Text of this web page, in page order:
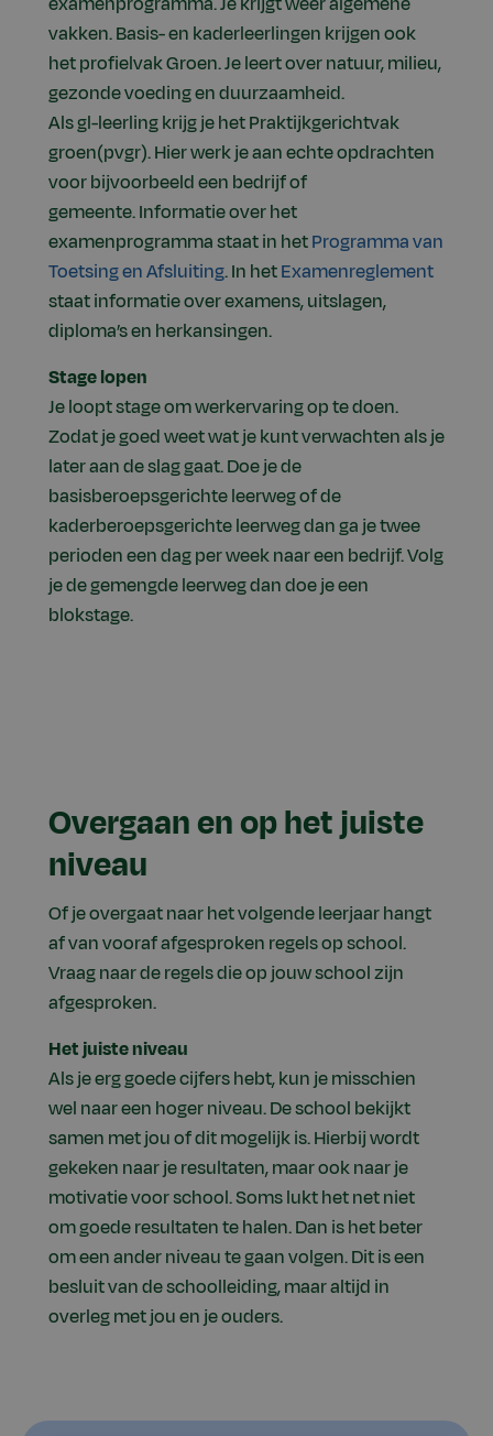
vakken. Basis- en kaderleerlingen krijgen ook
het profielvak Groen. Je leert over natuur, milieu,
gezonde voeding en duurzaamheid.
Als gl-leerling krijg je het Praktijkgerichtvak
groen(pvgr). Hier werk je aan echte opdrachten
voor bijvoorbeeld een bedrijf of
gemeente. Informatie over het
examenprogramma staat in hetProgramma van
Toetsing en Afsluiting. In hetExamenreglement
staat informatie over examens, uitslagen,
diploma’s en herkansingen.
Stage lopen
Je loopt stage om werkervaring op te doen.
Zodat je goed weet wat je kunt verwachten als je
later aan de slag gaat. Doe je de
basisberoepsgerichte leerweg of de
kaderberoepsgerichte leerweg dan ga je twee
perioden een dag per week naar een bedrijf. Volg
je de gemengde leerweg dan doe je een
blokstage.
Overgaan en op het juiste
niveau
Of je overgaat naar het volgende leerjaar hangt
af van vooraf afgesproken regels op school.
Vraag naar de regels die op jouw school zijn
afgesproken.
Het juiste niveau
Als je erg goede cijfers hebt, kun je misschien
wel naar een hoger niveau. De school bekijkt
samen met jou of dit mogelijk is. Hierbij wordt
gekeken naar je resultaten, maar ook naar je
motivatie voor school. Soms lukt het net niet
om goede resultaten te halen. Dan is het beter
om een ander niveau te gaan volgen. Dit is een
besluit van de schoolleiding, maar altijd in
overleg met jou en je ouders.